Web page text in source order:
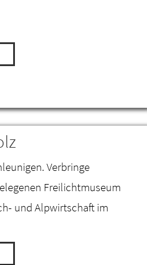
Verbringe
Freilichtmuseum
und Alpwirtschaft im